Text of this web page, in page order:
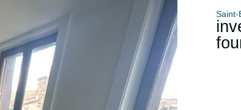
Saint-